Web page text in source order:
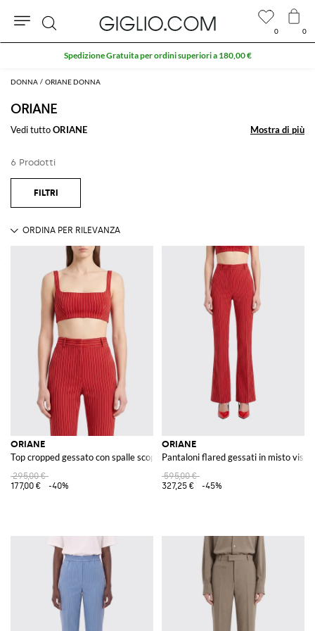
DONNA ORIANE DONNA
ORIANE
Vedi tuttoORIANE Mostra di più
Mostra di più
6 Prodotti
ORIANE
Top cropped gessato con spalle scoperte e scollatura quadrata
295,00 €
177,00 €
-40%
ORIANE
Pantaloni flared gessati in misto
595,00 €
327,25 €
-45%
0 0
Cerca
Spedizione Gratuita per ordini superiori a 180,00 €